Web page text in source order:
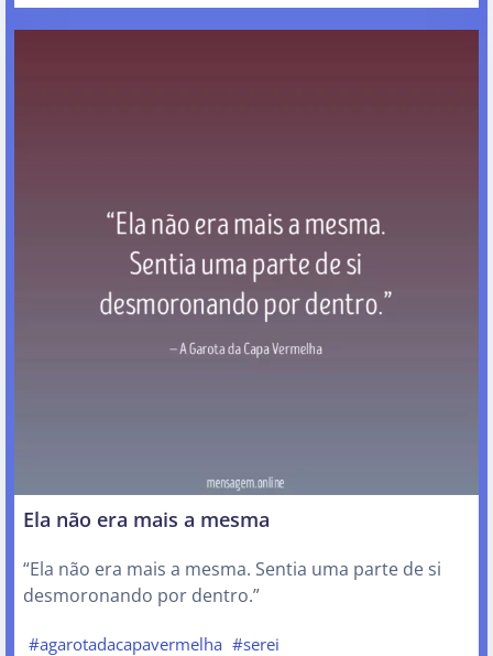
Ela não era mais a mesma
“Ela não era mais a mesma. Sentia uma parte de si
desmoronando por dentro.”
#agarotadacapavermelha #serei